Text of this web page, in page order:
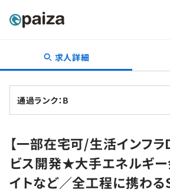
転職・キャリア
転職成功ガイド
転職エージェント
インタビュー
転職成功ガイド
新卒就活
求人検索
本選考
学習
求人詳細
通過ランク：B
【一部在宅可/生活インフラ
ビス開発★大手エネルギ
イトなど／全工程に携わる